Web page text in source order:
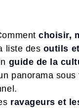
choisir,
liste des outils
guide de la
panorama
ravageurs et